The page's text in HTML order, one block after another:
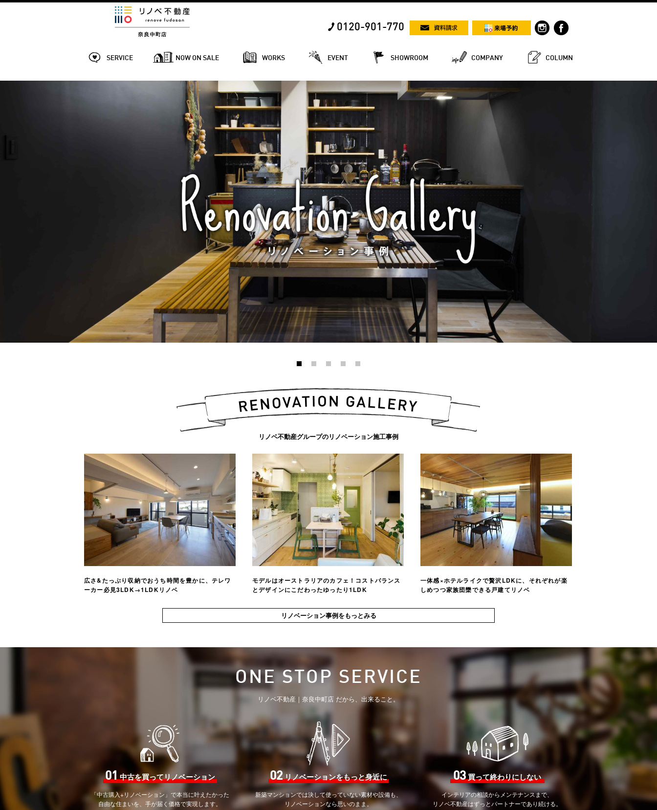
0120-901-770
SERVICE NOW ON SALE WORKS EVENT SHOWROOM COMPANY COLUMN
リノベ不動産グループのリノベーション施工事例
広さ&たっぷり収納でおうち時間を豊かに、テレワ
ーカー必見3LDK→1LDKリノベ
モデルはオーストラリアのカフェ！コストバランス
とデザインにこだわったゆったり1LDK
一体感×ホテルライクで贅沢LDKに、それぞれが楽
しめつつ家族団欒できる戸建てリノベ
リノベーション事例をもっとみる
ONE STOP SERVICE
リノベ不動産｜奈良中町店 だから、出来ること。
01中古を買ってリノベーション
「中古購入+リノベーション」で本当に叶えたかった
自由な住まいを、手が届く価格で実現します。
02リノベーションをもっと身近に
新築マンションでは決して使っていない素材や設備も、
リノベーションなら思いのまま。
03買って終わりにしない
インテリアの相談から メンテナンスまで、
リノベ不動産はずっとパートナーであり続ける。